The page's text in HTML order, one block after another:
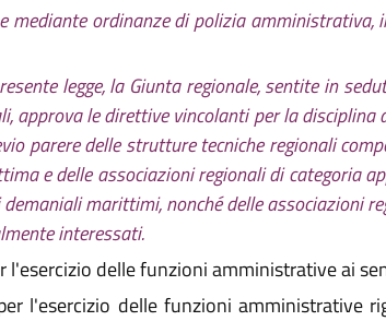
mediante ordinanze di polizia amministrativa,
legge, la Giunta regionale, sentite in
approva le direttive vincolanti per la
parere delle strutture tecniche regionali
e delle associazioni regionali di categoria
marittimi, nonché delle associazioni
interessati.
delle funzioni amministrative ai
l'esercizio delle funzioni amministrative